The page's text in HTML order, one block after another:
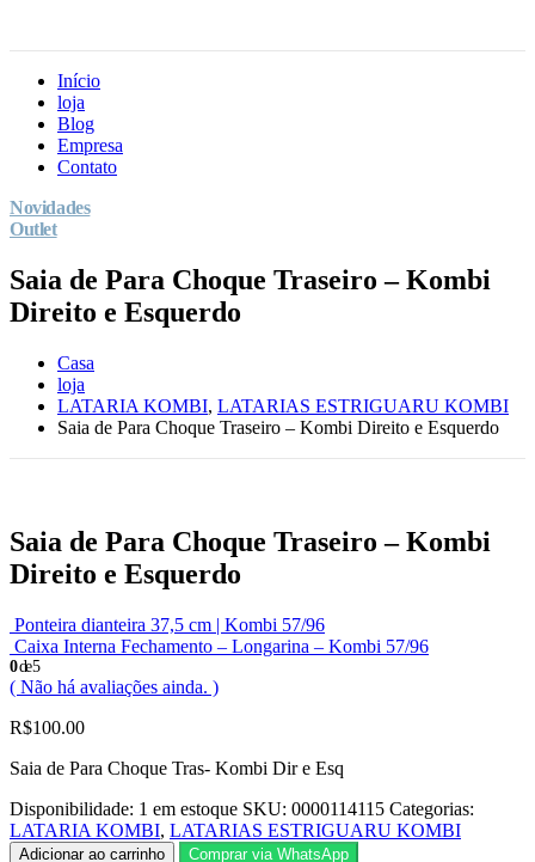
Início
loja
Blog
Empresa
Contato
Novidades
Outlet
Saia de Para Choque Traseiro – Kombi
Direito e Esquerdo
Casa
loja
LATARIA KOMBI, LATARIAS ESTRIGUARU KOMBI
Saia de Para Choque Traseiro – Kombi Direito e Esquerdo
Saia de Para Choque Traseiro – Kombi
Direito e Esquerdo
Ponteira dianteira 37,5 cm | Kombi 57/96
Caixa Interna Fechamento – Longarina – Kombi 57/96
0de 5
( Não há avaliações ainda. )
R$100.00
Saia de Para Choque Tras- Kombi Dir e Esq
Disponibilidade: 1 em estoque SKU: 0000114115 Categorias:
LATARIA KOMBI, LATARIAS ESTRIGUARU KOMBI
Adicionar ao carrinho Comprar via WhatsApp